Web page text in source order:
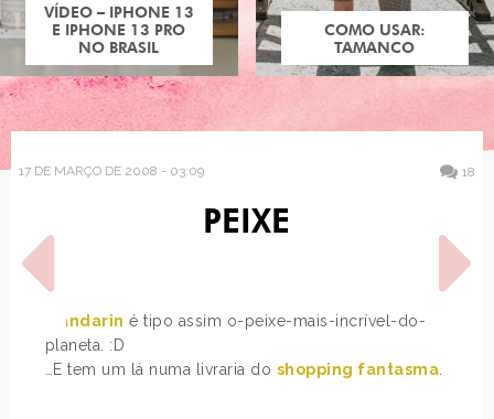
VÍDEO – IPHONE 13
E IPHONE 13 PRO
NO BRASIL
COMO USAR:
TAMANCO
17 DE MARÇO DE 2008 - 03:09 18
PEIXE
Mandarin é tipo assim o-peixe-mais-incrível-do-
planeta. :D
…E tem um lá numa livraria do shopping fantasma
POST ANTERIOR
PRÓXIMO POST